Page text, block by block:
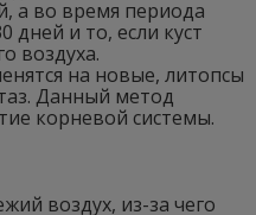
а во время периода
дней и то, если куст
воздуха.
на новые, литопсы
Данный метод
корневой системы.
воздух, из-за чего